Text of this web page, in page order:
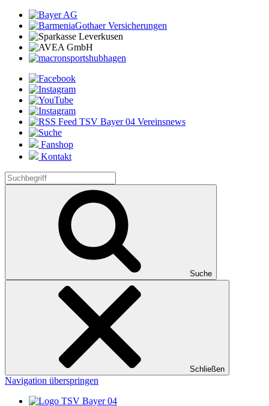
Fanshop
Kontakt
Suche
Schließen
Navigation überspringen